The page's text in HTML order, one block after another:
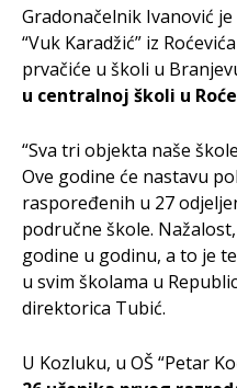
Gradonačelnik Ivanović
“Vuk Karadžić” iz
prvačiće u školi u
u centralnoj školi u
“Sva tri objekta naše
Ove godine će nastavu
raspoređenih u 27
područne škole.
godine u godinu, a to je
u svim školama u
direktorica Tubić.
U Kozluku, u OŠ “Petar